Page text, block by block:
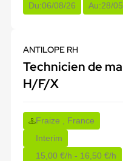
Du:06/08/26 Au:28/
ANTILOPE RH
Technicien de
H/F/X
Fraize , France
Interim
15,00 €/h - 16,50 €/h